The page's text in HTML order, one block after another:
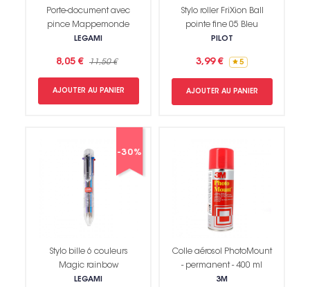
Porte-document avec
pince Mappemonde
LEGAMI
8,05 € 11,50 €
AJOUTER AU PANIER
Stylo roller FriXion Ball
pointe fine 05 Bleu
PILOT
3,99 € 5
AJOUTER AU PANIER
-30%
Stylo bille 6 couleurs
Magic rainbow
LEGAMI
Colle aérosol PhotoMount
- permanent - 400 ml
3M